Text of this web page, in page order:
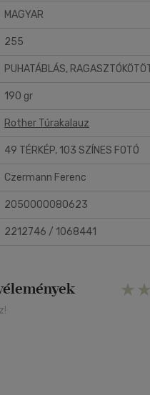
MAGYAR
255
PUHATÁBLÁS,
190 gr
Rother Túrakalauz
49 TÉRKÉP, 103 SZÍNES FOTÓ
Czermann Ferenc
2050000080623
2212746 / 1068441